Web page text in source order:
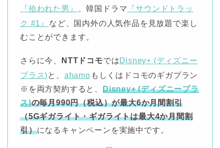
『拾われた男』
、韓国ドラマ 『サウンドトラッ
ク #1』
など、国内外の人気作品を見放題で楽し
むことができます。
さらに今、 NTTドコモではDisney+ (ディズニー
プラス)と、 ahamo もしくはドコモのギガプラン
※を両方契約すると、 Disney+ (ディズニープラ
ス)の毎月990円（税込）が最大6か月間割引
（5Gギガライト・ギガライトは最大4か月間割
引）になるキャンペーンを実施中です。